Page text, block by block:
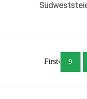
First‹ 9